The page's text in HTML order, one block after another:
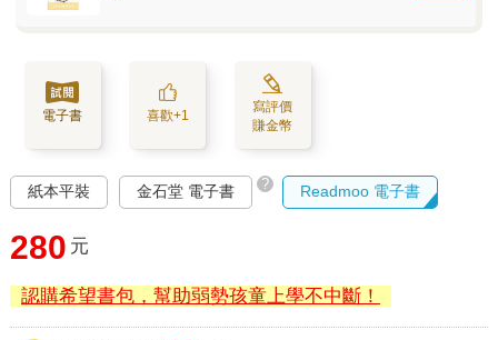
電子書 喜歡+1
寫評價
賺金幣
紙本平裝 金石堂 電子書 ? Readmoo 電子書
280 元
認購希望書包，幫助弱勢孩童上學不中斷！